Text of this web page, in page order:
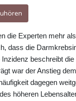
die Experten mehr
dass die
beschreibt
war der Anstieg
dagegen
höheren